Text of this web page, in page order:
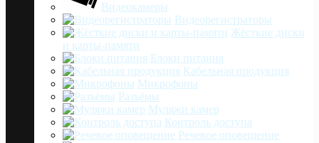
Видеокамеры
Видеорегистраторы
Жёсткие диски
и карты-памяти
Блоки питания
Кабельная продукция
Микрофоны
Разъёмы
Муляжи камер
Контроль доступа
Речевое оповещение